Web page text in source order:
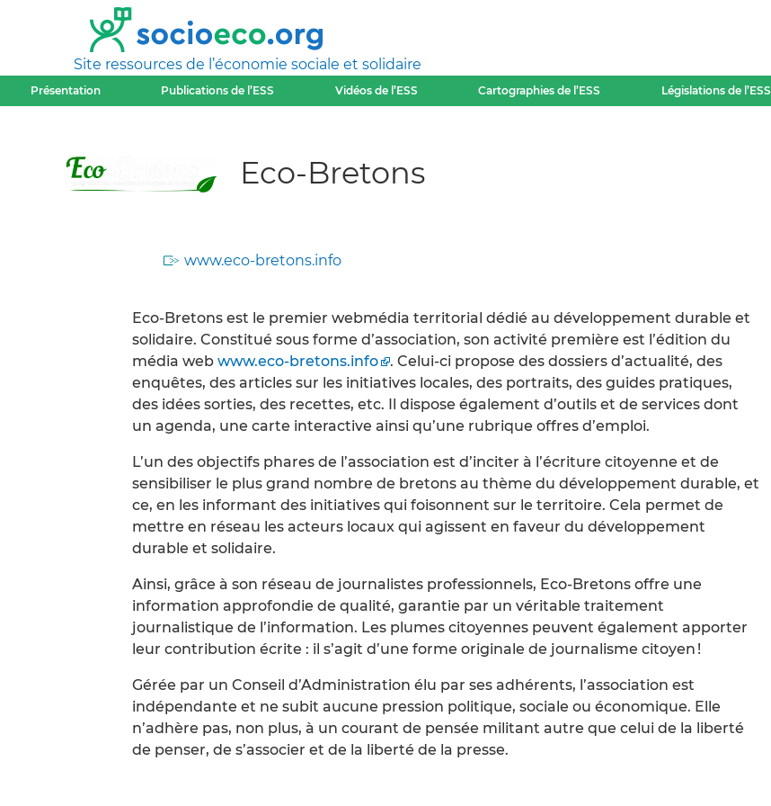
Site ressources de l’économie sociale et solidaire
Présentation Publications de l’ESS Vidéos de l’ESS Cartographies de l’ESS Législations de l’ESS
Eco-Bretons
www.eco-bretons.info
Eco-Bretons est le premier webmédia territorial dédié au développement durable et
solidaire. Constitué sous forme d’association, son activité première est l’édition du
média web www.eco-bretons.info
. Celui-ci propose des dossiers d’actualité, des
enquêtes, des articles sur les initiatives locales, des portraits, des guides pratiques,
des idées sorties, des recettes, etc. Il dispose également d’outils et de services dont
un agenda, une carte interactive ainsi qu’une rubrique offres d’emploi.
L’un des objectifs phares de l’association est d’inciter à l’écriture citoyenne et de
sensibiliser le plus grand nombre de bretons au thème du développement durable, et
ce, en les informant des initiatives qui foisonnent sur le territoire. Cela permet de
mettre en réseau les acteurs locaux qui agissent en faveur du développement
durable et solidaire.
Ainsi, grâce à son réseau de journalistes professionnels, Eco-Bretons offre une
information approfondie de qualité, garantie par un véritable traitement
journalistique de l’information. Les plumes citoyennes peuvent également apporter
leur contribution écrite : il s’agit d’une forme originale de journalisme citoyen !
Gérée par un Conseil d’Administration élu par ses adhérents, l’association est
indépendante et ne subit aucune pression politique, sociale ou économique. Elle
n’adhère pas, non plus, à un courant de pensée militant autre que celui de la liberté
de penser, de s’associer et de la liberté de la presse.